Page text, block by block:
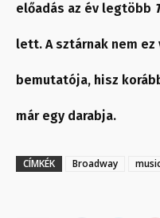
előadás az év legtöbb
lett. A sztárnak nem
bemutatója, hisz
már egy darabja.
CÍMKÉK Broadway